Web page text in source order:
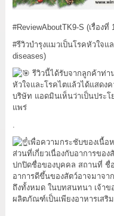
#ReviewAboutTK9-S (เรื่องที่
#รีวิวบำรุงแมวเป็นโรคหัวใจแ
diseases)
รีวิวนี้ได้รับจากลูกค้าท่า
หัวใจและโรคไตแล้วได้แสดง
บริษัท แอดมินเห็นว่าเป็นประโ
แพร่
เพื่อความกระชับของเนื้
ส่วนที่เกี่ยวเนื่องกับอาการขอ
ปกปิดชื่อของบุคคล สถานที่ ชื่
อาการดีขึ้นของสัตว์อาจมาจา
ถึงทั้งหมด ในบทสนทนา เจ้าข
ผลิตภัณฑ์เป็นเพียงอาหารเส